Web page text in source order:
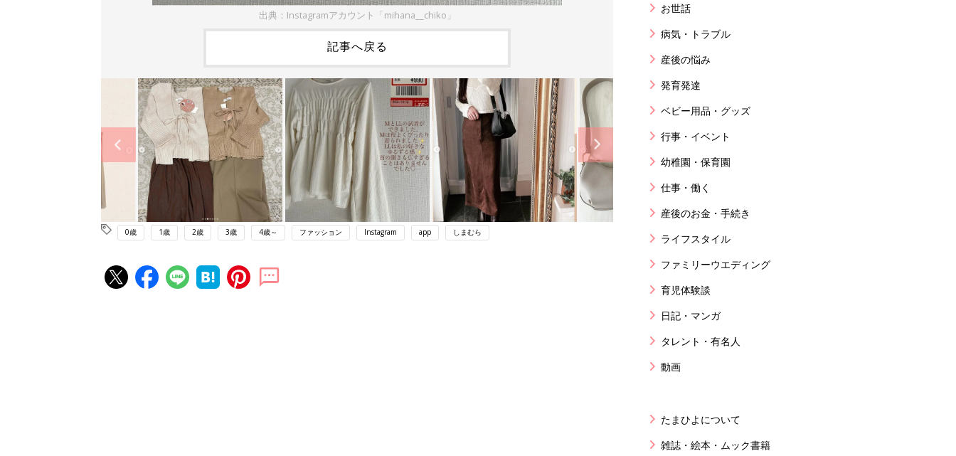
出典：Instagramアカウント「mihana__chiko」
記事へ戻る
0歳 1歳 2歳 3歳 4歳～ ファッション Instagram app しまむら
お世話
病気・トラブル
産後の悩み
発育発達
ベビー用品・グッズ
行事・イベント
幼稚園・保育園
仕事・働く
産後のお金・手続き
ライフスタイル
ファミリーウエディング
育児体験談
日記・マンガ
タレント・有名人
動画
たまひよについて
雑誌・絵本・ムック書籍